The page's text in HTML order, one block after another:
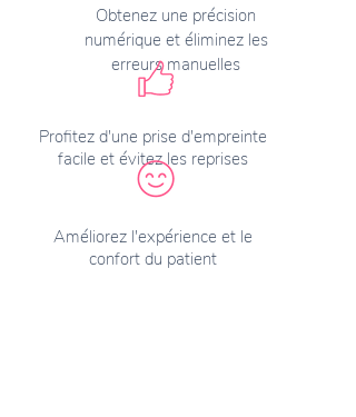
Obtenez une précision
numérique et éliminez les
erreurs manuelles
Profitez d'une prise d'empreinte
facile et évitez les reprises
Améliorez l'expérience et le
confort du patient